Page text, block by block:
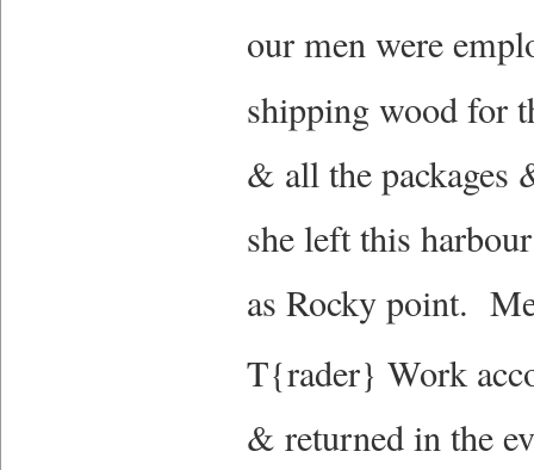
our men were
shipping wood for
& all the packages
she left this
as Rocky point.
T{rader} Work
& returned in the